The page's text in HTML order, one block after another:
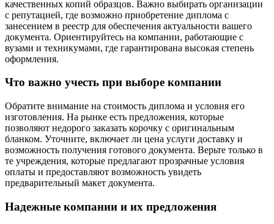
качественных копий образцов. Важно выбирать организации
с репутацией, где возможно приобретение диплома с
занесением в реестр для обеспечения актуальности вашего
документа. Ориентируйтесь на компании, работающие с
вузами и техникумами, где гарантирована высокая степень
оформления.
Что важно учесть при выборе компании
Обратите внимание на стоимость диплома и условия его
изготовления. На рынке есть предложения, которые
позволяют недорого заказать корочку с оригинальным
бланком. Уточните, включает ли цена услуги доставку и
возможность получения готового документа. Верьте только в
те учреждения, которые предлагают прозрачные условия
оплаты и предоставляют возможность увидеть
предварительный макет документа.
Надежные компании и их предложения